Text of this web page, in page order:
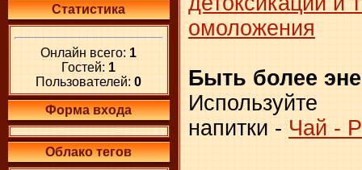
Статистика
Онлайн всего: 1
Гостей: 1
Пользователей:0
Форма входа
Облако тегов
омоложения
Быть более
Используйте
напитки - Чай -